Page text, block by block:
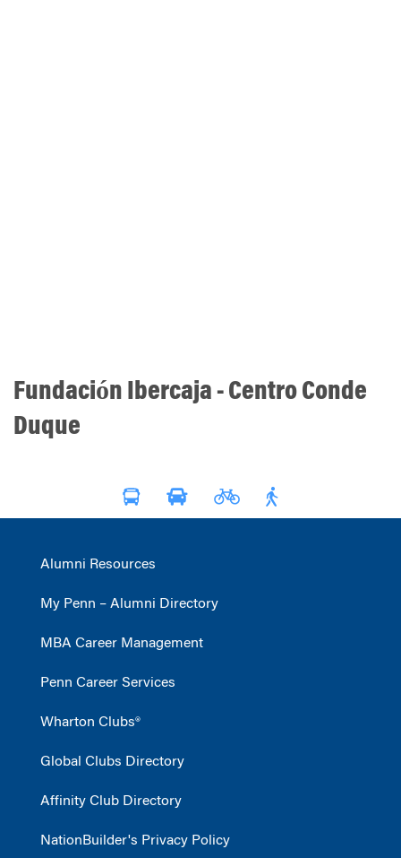
Fundación Ibercaja - Centro Conde
Duque
Alumni Resources
My Penn – Alumni Directory
MBA Career Management
Penn Career Services
Wharton Clubs®
Global Clubs Directory
Affinity Club Directory
NationBuilder's Privacy Policy